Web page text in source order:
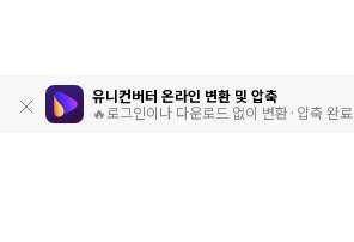
유니컨버터 온라인 변환 및 압축
🔥로그인이나 다운로드 없이 변환·압축 완료